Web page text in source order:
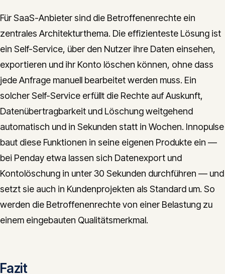
Für SaaS-Anbieter sind die Betroffenenrechte ein
zentrales Architekturthema. Die effizienteste Lösung ist
ein Self-Service, über den Nutzer ihre Daten einsehen,
exportieren und ihr Konto löschen können, ohne dass
jede Anfrage manuell bearbeitet werden muss. Ein
solcher Self-Service erfüllt die Rechte auf Auskunft,
Datenübertragbarkeit und Löschung weitgehend
automatisch und in Sekunden statt in Wochen. Innopulse
baut diese Funktionen in seine eigenen Produkte ein —
bei Penday etwa lassen sich Datenexport und
Kontolöschung in unter 30 Sekunden durchführen — und
setzt sie auch in Kundenprojekten als Standard um. So
werden die Betroffenenrechte von einer Belastung zu
einem eingebauten Qualitätsmerkmal.
Fazit